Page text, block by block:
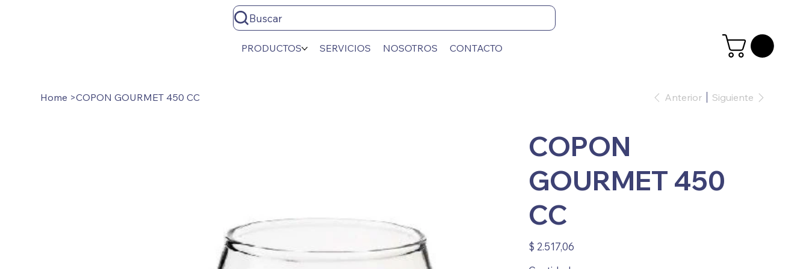
Buscar
PRODUCTOS SERVICIOS NOSOTROS CONTACTO
Home >COPON GOURMET 450 CC Anterior Siguiente
COPON
GOURMET 450
CC
Precio
$ 2.517,06